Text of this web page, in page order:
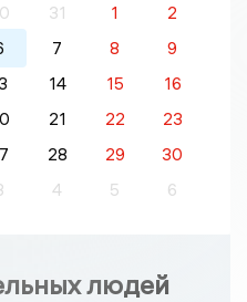
31 1
2
7 8
9
14 15
16
21 22
23
28 29
30
4 5 6
людей